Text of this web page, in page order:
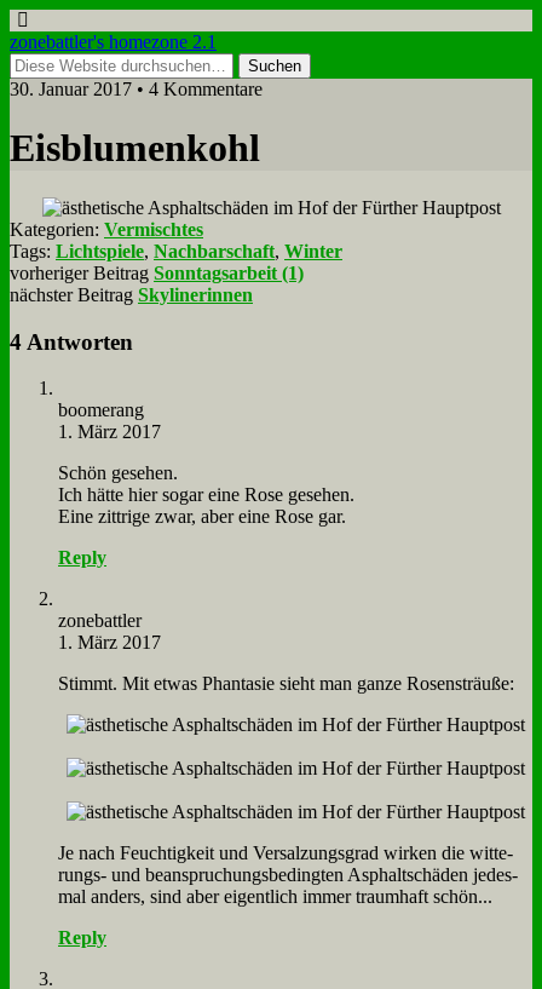
zonebattler's homezone 2.1
30. Januar 2017 • 4 Kommentare
Eis­blu­men­kohl
Kategorien: Vermischtes
Tags: Lichtspiele, Nachbarschaft, Winter
vorheriger Beitrag Sonntagsarbeit (1)
nächster Beitrag Skylinerinnen
4 Antworten
boo­me­rang
1. März 2017
Schön ge­se­hen.
Ich hät­te hier so­gar ei­ne Ro­se ge­se­hen.
Ei­ne zitt­ri­ge zwar, aber ei­ne Ro­se gar.
Reply
zone­batt­ler
1. März 2017
Stimmt. Mit et­was Phan­ta­sie sieht man gan­ze Ro­sen­sträu­ße:
Je nach Feuch­tig­keit und Ver­sal­zungs­grad wir­ken die wit­te­
rungs- und be­an­spru­chungs­be­ding­ten Asphalt­schä­den je­des­
mal an­ders, sind aber ei­gent­lich im­mer traum­haft schön...
Reply